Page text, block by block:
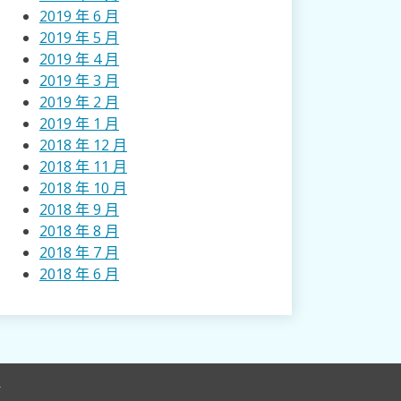
2019 年 6 月
2019 年 5 月
2019 年 4 月
2019 年 3 月
2019 年 2 月
2019 年 1 月
2018 年 12 月
2018 年 11 月
2018 年 10 月
2018 年 9 月
2018 年 8 月
2018 年 7 月
2018 年 6 月